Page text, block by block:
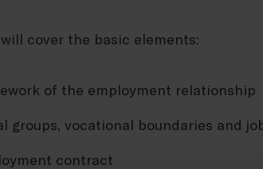
cover the basic elements:
of the employment relationship
groups, vocational boundaries and
contract